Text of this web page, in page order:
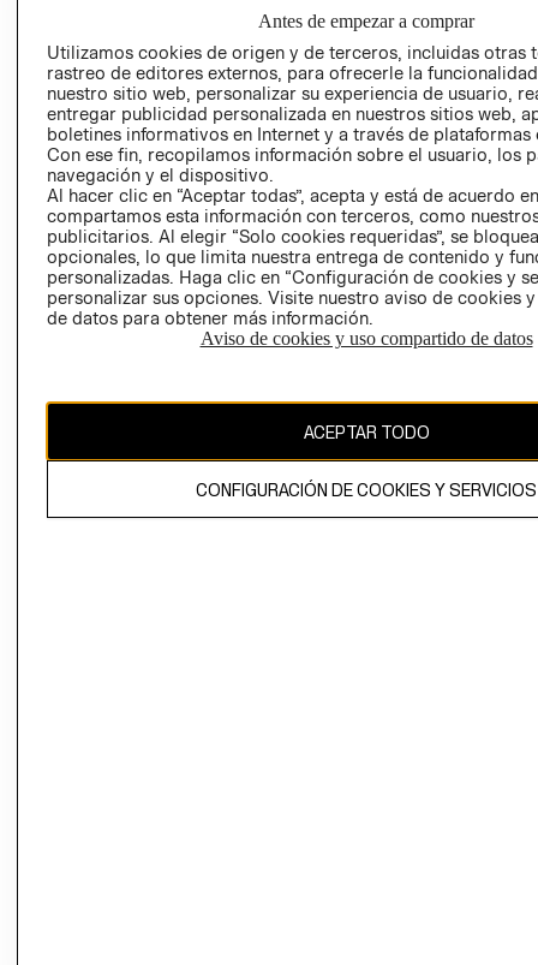
PROGRAMA DE
Y ÉTICA (INGLÉS)
COMERCIO - SIC
PETICIONES
QUEJAS Y
RECLAMOS
Colombia ($)
CAMBIAR REGIÓN
El contenido de esta página web está protegido por copyright y es
Antes de empezar a comprar
Utilizamos cookies de origen y de terceros, incluidas otras
rastreo de editores externos, para ofrecerle la
nuestro sitio web, personalizar su experiencia de usuario,
entregar publicidad personalizada en nuestros sitios web,
boletines informativos en Internet y a través de plataformas
Con ese fin, recopilamos información sobre el usuario, los
navegación y el dispositivo.
Al hacer clic en “Aceptar todas”, acepta y está de acuerdo
compartamos esta información con terceros, como
publicitarios. Al elegir “Solo cookies requeridas”, se
opcionales, lo que limita nuestra entrega de contenido y
personalizadas. Haga clic en “Configuración de cookies y
personalizar sus opciones. Visite nuestro aviso de cookies
de datos para obtener más información.
Aviso de cookies y uso compartido de datos
ACEPTAR TODO
CONFIGURACIÓN DE COOKIES Y SERVICIOS